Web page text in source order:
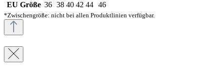
EU Größe 36 38 40 42 44 46
*Zwischengröße: nicht bei allen Produktlinien verfügbar.